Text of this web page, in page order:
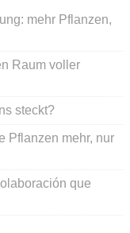
mehr Pflanzen,
Raum voller
steckt?
Pflanzen mehr, nur
que